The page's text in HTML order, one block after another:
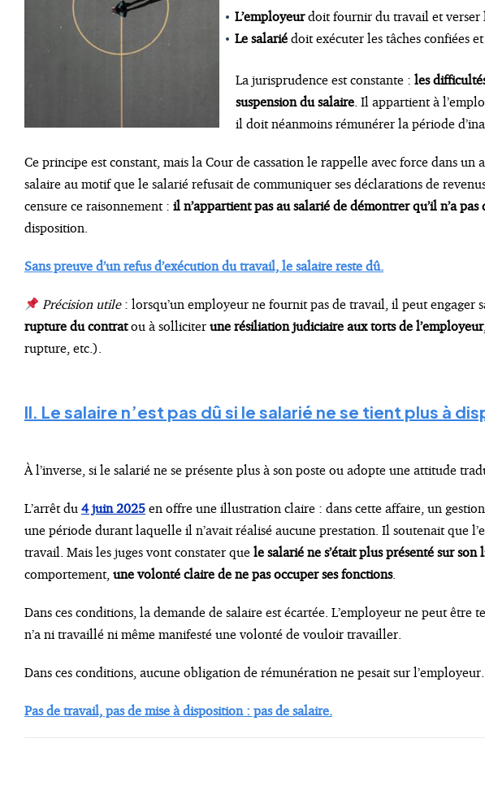
L’employeurdoit fournir du travail et verser
Le salarié doit exécuter les tâches confiées
La jurisprudence est constante : les
suspension du salaire. Il appartient à
il doit néanmoins rémunérer la période
Ce principe est constant, mais la Cour de cassation le rappelle avec force dans un
salaire au motif que le salarié refusait de communiquer ses déclarations de
censure ce raisonnement : il n’appartient pas au salarié de démontrer qu’il n’a
disposition.
Sans preuve d’un refus d’exécution du travail, le salaire reste dû.
Précision utile: lorsqu’un employeur ne fournit pas de travail, il peut
rupture du contratou à solliciter une résiliation judiciaire aux torts de l’employeur
rupture, etc.).
II. Le salaire n’est pas dû si le salarié ne se tient plus à
À l’inverse, si le salarié ne se présente plus à son poste ou adopte une attitude
L’arrêt du 4 juin 2025 en offre une illustration claire : dans cette affaire, un
une période durant laquelle il n’avait réalisé aucune prestation. Il soutenait que
travail. Mais les juges vont constater que le salarié ne s’était plus présenté sur
comportement, une volonté claire de ne pas occuper ses fonctions.
Dans ces conditions, la demande de salaire est écartée. L’employeur ne peut
n’a ni travaillé ni même manifesté une volonté de vouloir travailler.
Dans ces conditions, aucune obligation de rémunération ne pesait sur l’employeur.
Pas de travail, pas de mise à disposition : pas de salaire.